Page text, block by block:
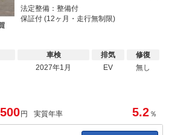
法定整備：整備付
保証付 (12ヶ月・走行無制限)
車検
2027年1月
排気
EV
修復
無し
円 実質年率 5.2 ％